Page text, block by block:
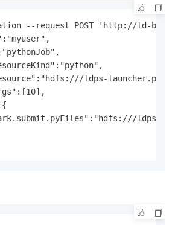
--request POST 'http://ld-
ldps-launcher.py",
ldps-